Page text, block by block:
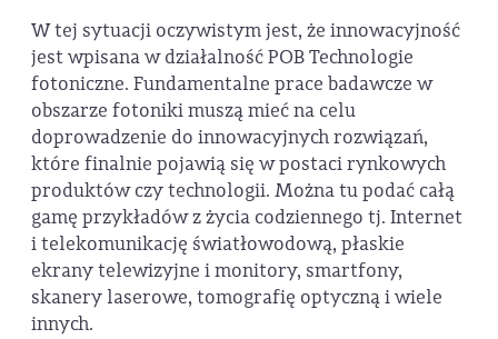
W tej sytuacji oczywistym jest, że innowacyjność
jest wpisana w działalność POB Technologie
fotoniczne. Fundamentalne prace badawcze w
obszarze fotoniki muszą mieć na celu
doprowadzenie do innowacyjnych rozwiązań,
które finalnie pojawią się w postaci rynkowych
produktów czy technologii. Można tu podać całą
gamę przykładów z życia codziennego tj. Internet
i telekomunikację światłowodową, płaskie
ekrany telewizyjne i monitory, smartfony,
skanery laserowe, tomografię optyczną i wiele
innych.